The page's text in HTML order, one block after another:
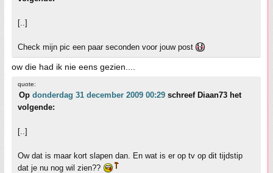
[..]
Check mijn pic een paar seconden voor jouw post
ow die had ik nie eens gezien....
quote:
Op donderdag 31 december 2009 00:29 schreef Diaan73 het
volgende:
[..]
Ow dat is maar kort slapen dan. En wat is er op tv op dit tijdstip
dat je nu nog wil zien??